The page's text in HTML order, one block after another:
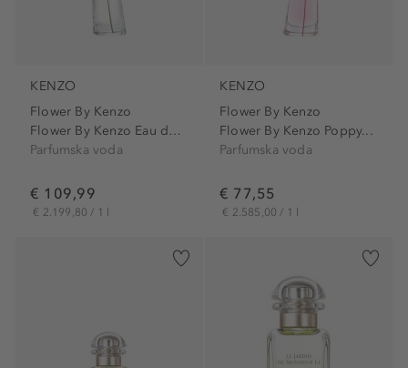
KENZO
Flower By Kenzo
Flower By Kenzo Eau de Parfum
Parfumska voda
€ 109,99
€ 2.199,80 / 1 l
KENZO
Flower By Kenzo
Flower By Kenzo Poppy...
Parfumska voda
€ 77,55
€ 2.585,00 / 1 l